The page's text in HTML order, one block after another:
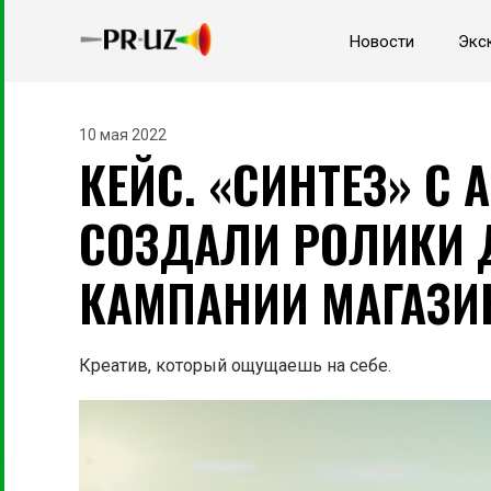
Новости
10 мая 2022
КЕЙС. «СИНТЕЗ» С
СОЗДАЛИ РОЛИКИ
КАМПАНИИ
Креатив, который ощущаешь на себе.